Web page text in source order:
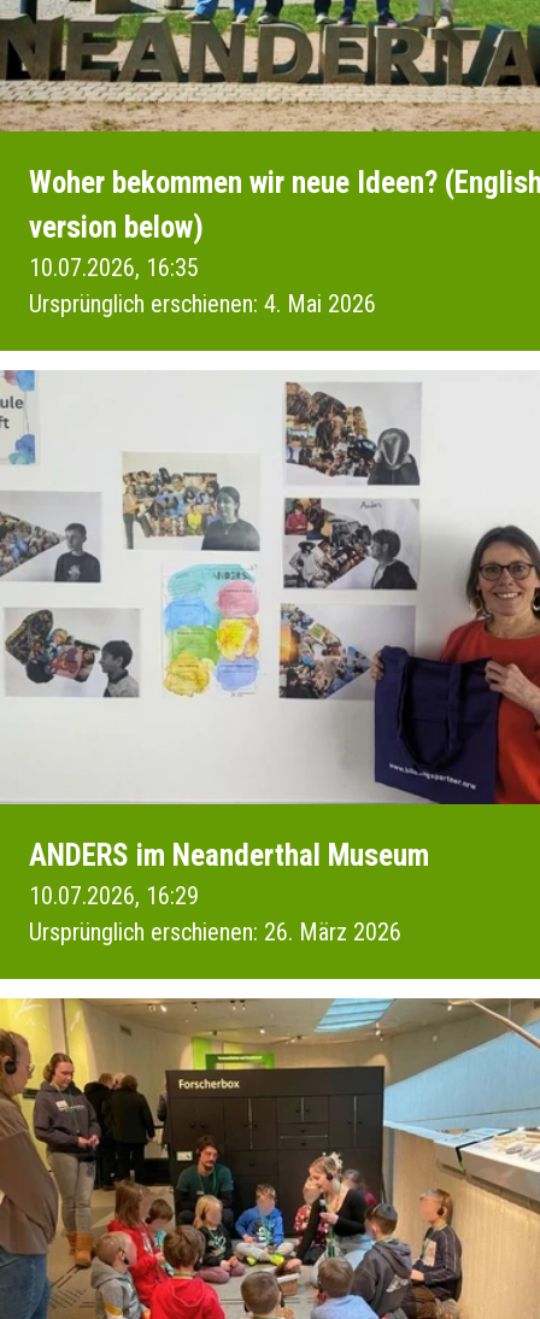
Woher bekommen wir neue Ideen?
version below)
10.07.2026, 16:35
Ursprünglich erschienen: 4. Mai 2026
ANDERS im Neanderthal Museum
10.07.2026, 16:29
Ursprünglich erschienen: 26. März 2026